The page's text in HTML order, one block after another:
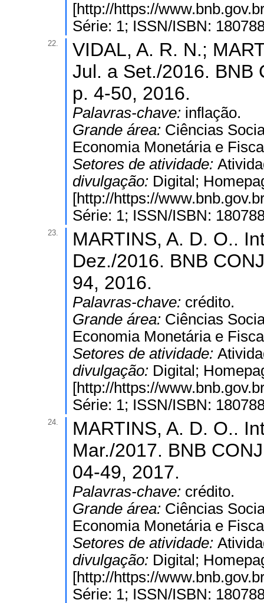
[http://https://
Série: 1; ISSN/ISBN:
22.
VIDAL, A. R. N.;
Jul. a Set./2016. BNB
p. 4-50, 2016.
Palavras-chave: inflação.
Grande área: Ciências
Economia Monetária e
Setores de atividade:
divulgação: Digital;
[http://https://
Série: 1; ISSN/ISBN:
23.
MARTINS, A. D. O..
Dez./2016. BNB
94, 2016.
Palavras-chave: crédito.
Grande área: Ciências
Economia Monetária e
Setores de atividade:
divulgação: Digital;
[http://https://
Série: 1; ISSN/ISBN:
24.
MARTINS, A. D. O..
Mar./2017. BNB
04-49, 2017.
Palavras-chave: crédito.
Grande área: Ciências
Economia Monetária e
Setores de atividade:
divulgação: Digital;
[http://https://
Série: 1; ISSN/ISBN: